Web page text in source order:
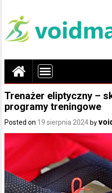
Trenażer eliptyczny –
programy treningowe
Posted on 19 sierpnia 2024 by